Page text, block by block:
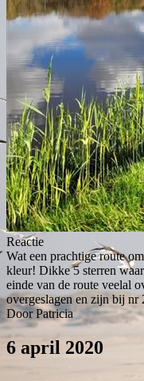
Reactie
Wat een prachtige route
kleur! Dikke 5 sterren
einde van de route veelal
overgeslagen en zijn bij nr
Door Patricia
6 april 2020